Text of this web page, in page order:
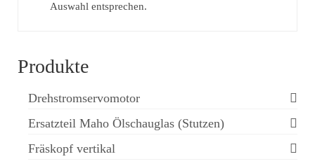
Auswahl entsprechen.
Produkte
Drehstromservomotor
Ersatzteil Maho Ölschauglas (Stutzen)
Fräskopf vertikal